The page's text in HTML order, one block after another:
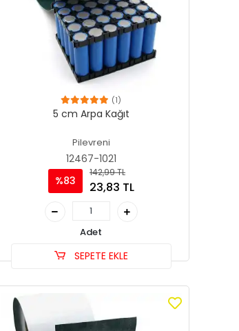
(1)
5 cm Arpa Kağıt
Pilevreni
12467-1021
%83
142,99 TL
23,83 TL
Adet
SEPETE EKLE